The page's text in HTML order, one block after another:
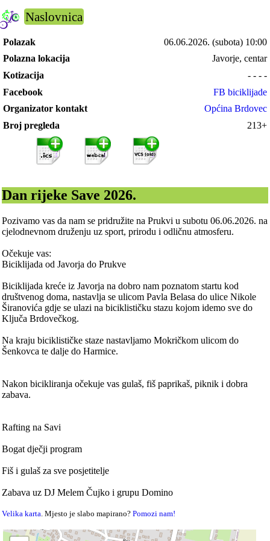
Naslovnica
Polazak 06.06.2026. (subota) 10:00
Polazna lokacija
Javorje, centar
Kotizacija
- - - -
Facebook
FB biciklijade
Organizator kontakt
Općina Brdovec
Broj pregleda
213+
Dan rijeke Save 2026.
Pozivamo vas da nam se pridružite na Prukvi u subotu 06.06.2026. na
cjelodnevnom druženju uz sport, prirodu i odličnu atmosferu.
Očekuje vas:
Biciklijada od Javorja do Prukve
Biciklijada kreće iz Javorja na dobro nam poznatom startu kod
društvenog doma, nastavlja se ulicom Pavla Belasa do ulice Nikole
Širanovića gdje se ulazi na biciklističku stazu kojom idemo sve do
Ključa Brdovečkog.
Na kraju biciklističke staze nastavljamo Mokričkom ulicom do
Šenkovca te dalje do Harmice.
Nakon bicikliranja očekuje vas gulaš, fiš paprikaš, piknik i dobra
zabava.
Rafting na Savi
Bogat dječji program
Fiš i gulaš za sve posjetitelje
Zabava uz DJ Melem Čujko i grupu Domino
Velika karta . Mjesto je slabo mapirano?Pomozi nam!